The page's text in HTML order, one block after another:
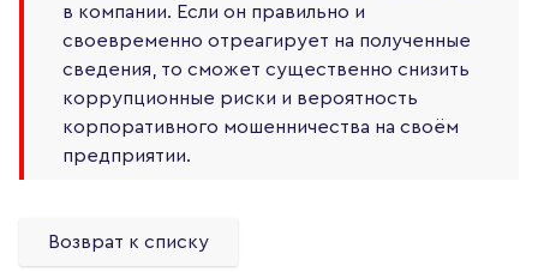
в компании. Если он правильно и
своевременно отреагирует на полученные
сведения, то сможет существенно снизить
коррупционные риски и вероятность
корпоративного мошенничества на своём
предприятии.
Возврат к списку